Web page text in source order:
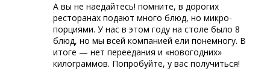
А вы не наедайтесь! помните, в дорогих
ресторанах подают много блюд, но микро-
порциями. У нас в этом году на столе было 8
блюд, но мы всей компанией ели понемногу. В
итоге — нет переедания и «новогодних»
килограммов. Попробуйте, у вас получиться!